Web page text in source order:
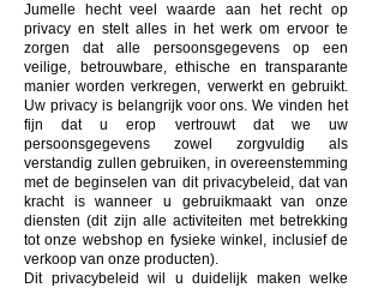
Jumelle hecht veel waarde aan het recht op
privacy en stelt alles in het werk om ervoor te
zorgen dat alle persoonsgegevens op een
veilige, betrouwbare, ethische en transparante
manier worden verkregen, verwerkt en gebruikt.
Uw privacy is belangrijk voor ons. We vinden het
fijn dat u erop vertrouwt dat we uw
persoonsgegevens zowel zorgvuldig als
verstandig zullen gebruiken, in overeenstemming
met de beginselen van dit privacybeleid, dat van
kracht is wanneer u gebruikmaakt van onze
diensten (dit zijn alle activiteiten met betrekking
tot onze webshop en fysieke winkel, inclusiefde
verkoop van onze producten).
Dit privacybeleid wil u duidelijk maken welke